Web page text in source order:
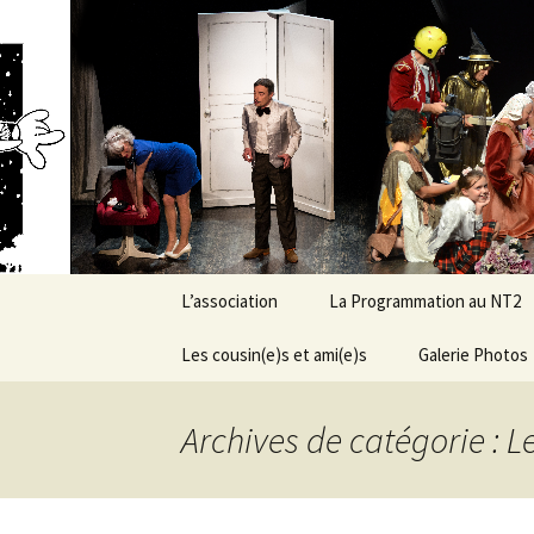
au
contenu
New
Association d’éducation
L’association
Présentation générale &
Le Conseil
d’Administration
Grandes dates de la vie
La Programmation au NT2
Demandez le programme
Conditions de
programmation
Les cousin(e)s et ami(e)s Galerie Photos
Archives de catégorie :